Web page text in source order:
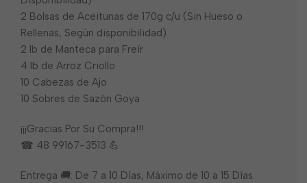
2 Bolsas de Aceitunas de 170g c/u (Sin Hueso o
Rellenas, Según disponibilidad)
2 lb de Manteca para Freír
4 lb de Arroz Criollo
10 Cabezas de Ajo
10 Sobres de Sazón Goya
¡¡¡Gracias Por Su Compra!!!
☎ 48 99167-3513 💪
Entrega 🚚: De 7 a 10 Días, Máximo de 10 a 15 Días.